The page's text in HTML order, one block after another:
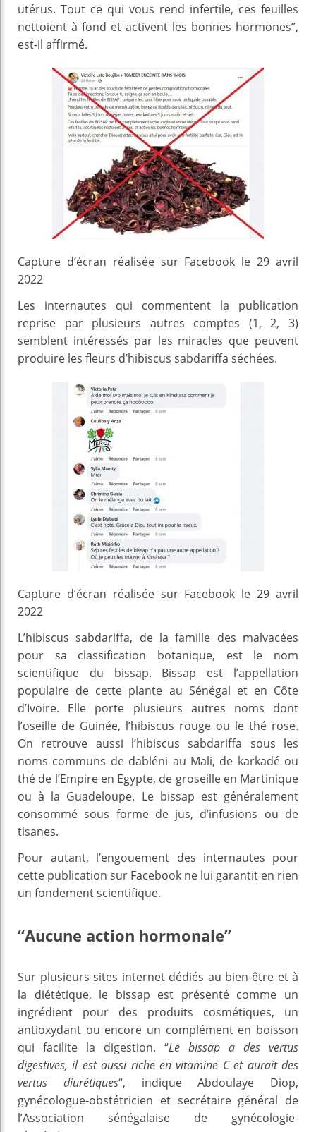
utérus. Tout ce qui vous rend infertile, ces feuilles
nettoient à fond et activent les bonnes hormones”,
est-il affirmé.
Capture d’écran réalisée sur Facebook le 29 avril
2022
Les internautes qui commentent la publication
reprise par plusieurs autres comptes (1, 2, 3)
semblent intéressés par les miracles que peuvent
produire les fleurs d’hibiscus sabdariffa séchées.
Capture d’écran réalisée sur Facebook le 29 avril
2022
L’hibiscus sabdariffa, de la famille des malvacées
pour sa classification botanique, est le nom
scientifique du bissap. Bissap est l’appellation
populaire de cette plante au Sénégal et en Côte
d’Ivoire. Elle porte plusieurs autres noms dont
l’oseille de Guinée, l’hibiscus rouge ou le thé rose.
On retrouve aussi l’hibiscus sabdariffa sous les
noms communs de dabléni au Mali, de karkadé ou
thé de l’Empire en Egypte, de groseille en Martinique
ou à la Guadeloupe. Le bissap est généralement
consommé sous forme de jus, d’infusions ou de
tisanes.
Pour autant, l’engouement des internautes pour
cette publication sur Facebook ne lui garantit en rien
un fondement scientifique.
“Aucune action hormonale”
Sur plusieurs sites internet dédiés au bien-être et à
la diététique, le bissap est présenté comme un
ingrédient pour des produits cosmétiques, un
antioxydant ou encore un complément en boisson
qui facilite la digestion. “Le bissap a des vertus
digestives, il est aussi riche en vitamine C et aurait des
vertus diurétiques“, indique Abdoulaye Diop,
gynécologue-obstétricien et secrétaire général de
l’Association sénégalaise de gynécologie-